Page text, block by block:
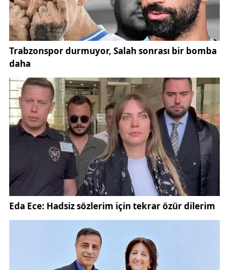
gelişmeye izin vermeyeceğini belirten Özel, CHP’nin
demokratik yapısının kayyum uygulamalarına karşı
güçlü bir direnç göstereceğini dile getirdi.
CHP lideri ayrıca, son dönemde sıkça gündeme
gelen “yeni parti” söylentilerini de değerlendirdi.
Parti içinde farklı seslerin çıkmasının doğal olduğunu
belirten Özel, ancak örgütün birlik ve beraberlikten
yana olduğunu vurguladı.
CHP Genel Başkanı Özgür Özel’in açıklamaları, Türk
siyasetinde önemli bir tartışmayı yeniden gündeme
taşıdı. Özel’in “Kılıçdaroğlu’nu tanımayacağız”
sözleri, hem partililer hem de kamuoyu tarafından
dikkatle takip ediliyor.
Önümüzdeki günlerde hem parti örgütü hem de
siyasi kulisler, CHP’de olası kayyum senaryolarına
karşı nasıl bir yol haritası çizileceğine odaklanacak.